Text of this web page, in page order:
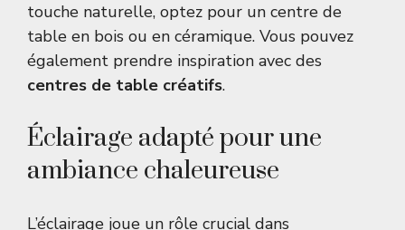
touche naturelle, optez pour un centre de
table en bois ou en céramique. Vous pouvez
également prendre inspiration avec des
centres de table créatifs.
Éclairage adapté pour une
ambiance chaleureuse
L’éclairage joue un rôle crucial dans